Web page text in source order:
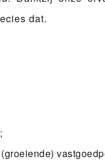
dat.